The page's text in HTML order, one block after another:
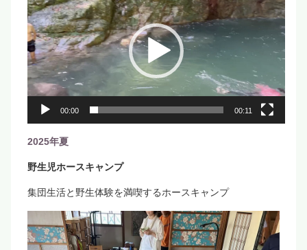
画
プ
レ
ー
ヤ
00:00 00:11
2025年夏
野生児ホースキャンプ
集団生活と野生体験を満喫するホースキャンプ